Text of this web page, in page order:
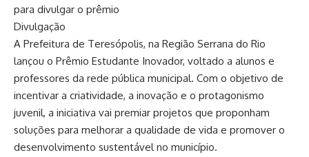
para divulgar o prêmio
Divulgação
A Prefeitura de Teresópolis, na Região Serrana do Rio
lançou o Prêmio Estudante Inovador, voltado a alunos e
professores da rede pública municipal. Com o objetivo de
incentivar a criatividade, a inovação e o protagonismo
juvenil, a iniciativa vai premiar projetos que proponham
soluções para melhorar a qualidade de vida e promover o
desenvolvimento sustentável no município.